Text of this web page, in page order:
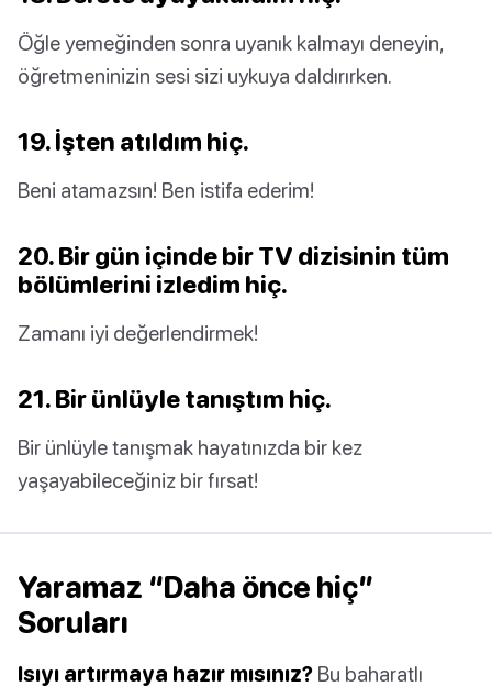
Öğle yemeğinden sonra uyanık kalmayı deneyin,
öğretmeninizin sesi sizi uykuya daldırırken.
19. İşten atıldım hiç.
Beni atamazsın! Ben istifa ederim!
20. Bir gün içinde bir TV dizisinin tüm
bölümlerini izledim hiç.
Zamanı iyi değerlendirmek!
21. Bir ünlüyle tanıştım hiç.
Bir ünlüyle tanışmak hayatınızda bir kez
yaşayabileceğiniz bir fırsat!
Yaramaz “Daha önce hiç”
Soruları
Isıyı artırmaya hazır mısınız? Bu baharatlı